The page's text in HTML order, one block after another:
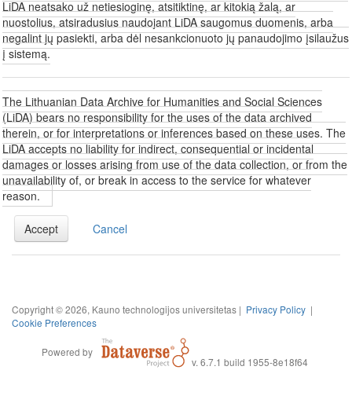
LiDA neatsako už netiesioginę, atsitiktinę, ar kitokią žalą, ar
nuostolius, atsiradusius naudojant LiDA saugomus duomenis, arba
negalint jų pasiekti, arba dėl nesankcionuoto jų panaudojimo įsilaužus
į sistemą.
The Lithuanian Data Archive for Humanities and Social Sciences
(LiDA) bears no responsibility for the uses of the data archived
therein, or for interpretations or inferences based on these uses. The
LiDA accepts no liability for indirect, consequential or incidental
damages or losses arising from use of the data collection, or from the
unavailability of, or break in access to the service for whatever
reason.
Accept Cancel
Copyright © 2026, Kauno technologijos universitetas | Privacy Policy |
Cookie Preferences
Powered by
v. 6.7.1 build 1955-8e18f64